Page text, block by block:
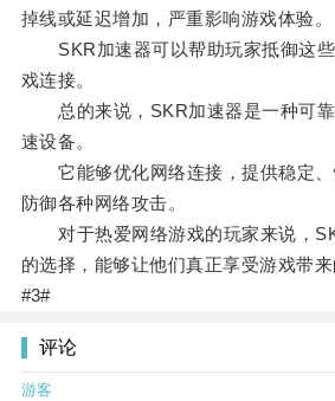
掉线或延迟增加，严重影响游戏体验。
SKR加速器可以帮助玩家抵御这些
戏连接。
总的来说，SKR加速器是一种可靠
速设备。
它能够优化网络连接，提供稳定、
防御各种网络攻击。
对于热爱网络游戏的玩家来说，
的选择，能够让他们真正享受游戏带来
#3#
评论
游客